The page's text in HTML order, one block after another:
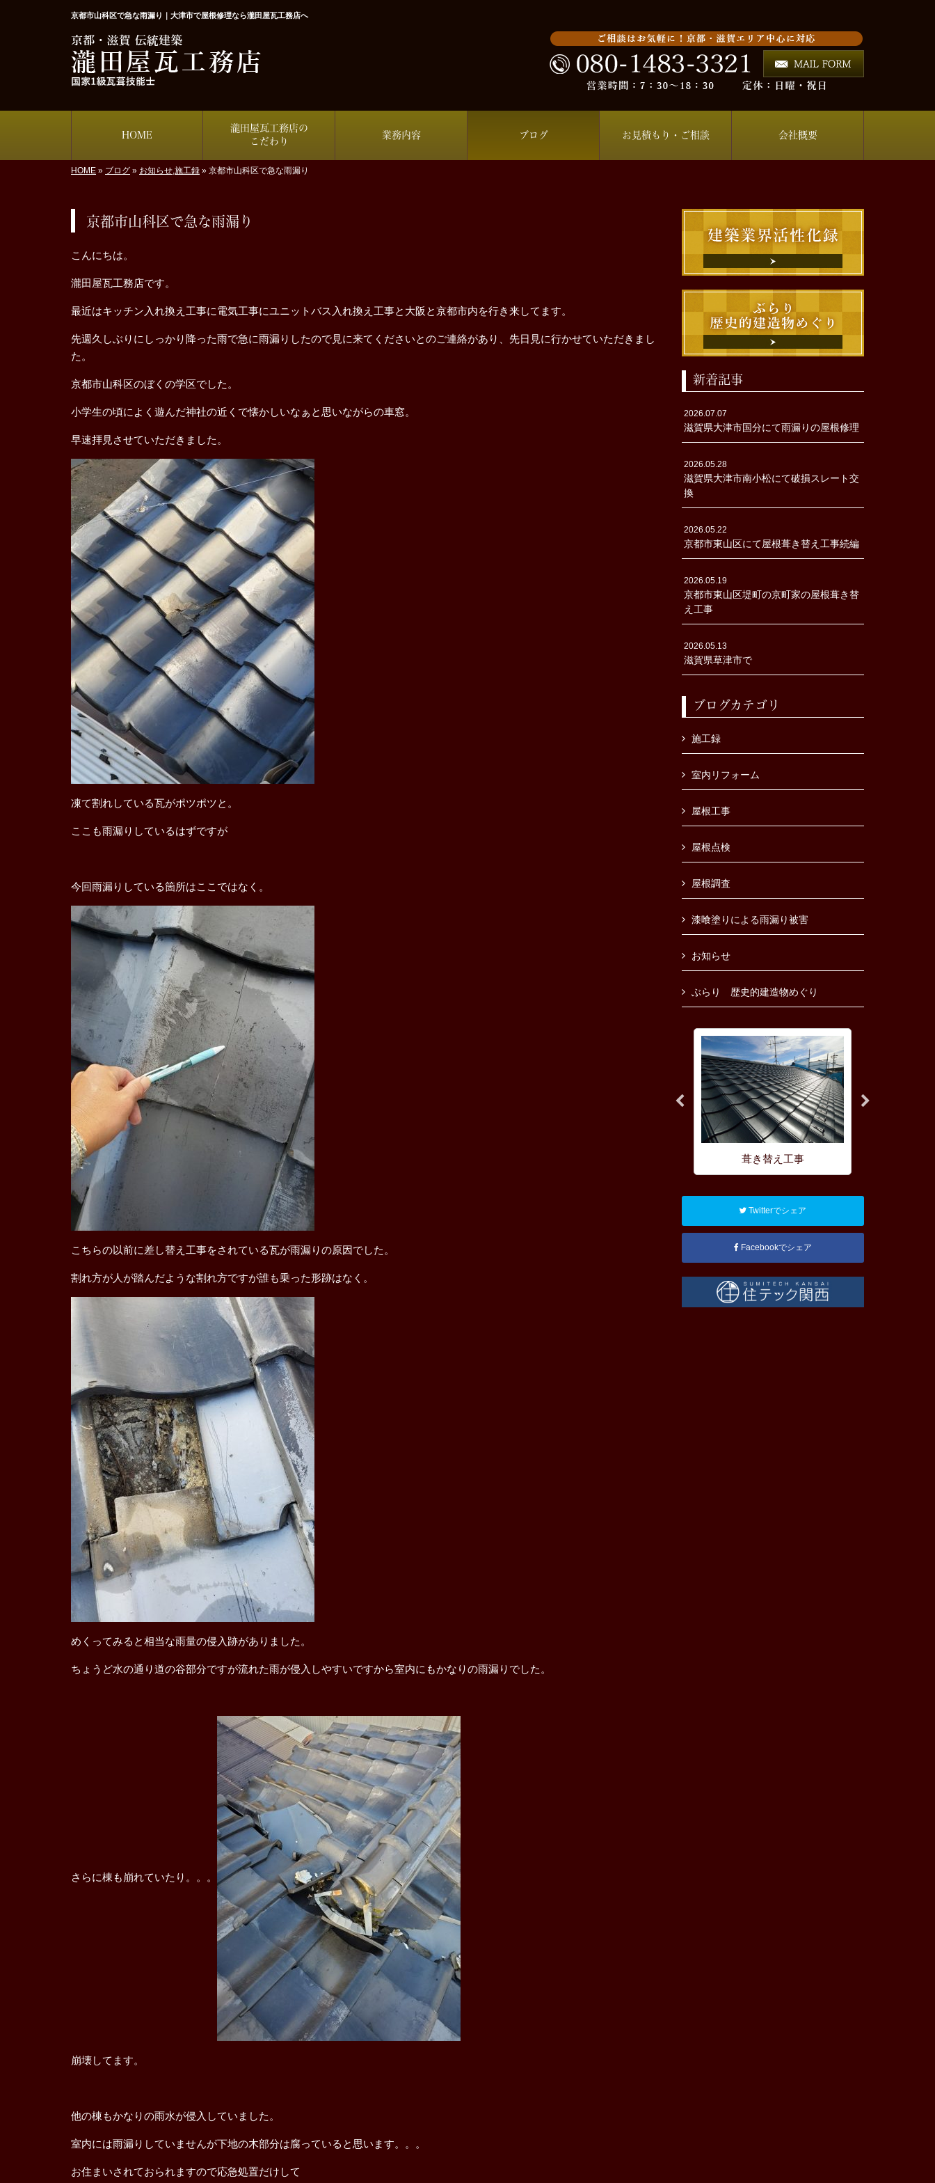
京都市山科区で急な雨漏り｜大津市で屋根修理なら瀧田屋瓦工務店へ
HOME
瀧田屋瓦工務店の
こだわり
業務内容 ブログ お見積もり・ご相談 会社概要
HOME » ブログ » お知らせ,施工録 » 京都市山科区で急な雨漏り
京都市山科区で急な雨漏り
こんにちは。
瀧田屋瓦工務店です。
最近はキッチン入れ換え工事に電気工事にユニットバス入れ換え工事と大阪と京都市内を行き来してます。
先週久しぶりにしっかり降った雨で急に雨漏りしたので見に来てくださいとのご連絡があり、先日見に行かせていただきまし
た。
京都市山科区のぼくの学区でした。
小学生の頃によく遊んだ神社の近くで懐かしいなぁと思いながらの車窓。
早速拝見させていただきました。
凍て割れしている瓦がポツポツと。
ここも雨漏りしているはずですが
今回雨漏りしている箇所はここではなく。
こちらの以前に差し替え工事をされている瓦が雨漏りの原因でした。
割れ方が人が踏んだような割れ方ですが誰も乗った形跡はなく。
めくってみると相当な雨量の侵入跡がありました。
ちょうど水の通り道の谷部分ですが流れた雨が侵入しやすいですから室内にもかなりの雨漏りでした。
さらに棟も崩れていたり。。。
崩壊してます。
他の棟もかなりの雨水が侵入していました。
室内には雨漏りしていませんが下地の木部分は腐っていると思います。。。
お住まいされておられますので応急処置だけして
新着記事
2026.07.07
滋賀県大津市国分にて雨漏りの屋根修理
2026.05.28
滋賀県大津市南小松にて破損スレート交
換
2026.05.22
京都市東山区にて屋根葺き替え工事続編
2026.05.19
京都市東山区堤町の京町家の屋根葺き替
え工事
2026.05.13
滋賀県草津市で
ブログカテゴリ
施工録
室内リフォーム
屋根工事
屋根点検
屋根調査
漆喰塗りによる雨漏り被害
お知らせ
ぶらり 歴史的建造物めぐり
葺き替え工事
Twitterでシェア
Facebookでシェア